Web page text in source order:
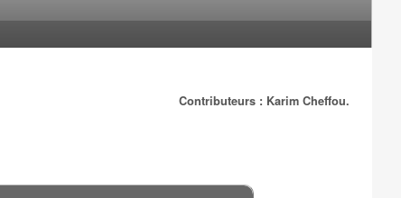
Contributeurs : Karim Cheffou.